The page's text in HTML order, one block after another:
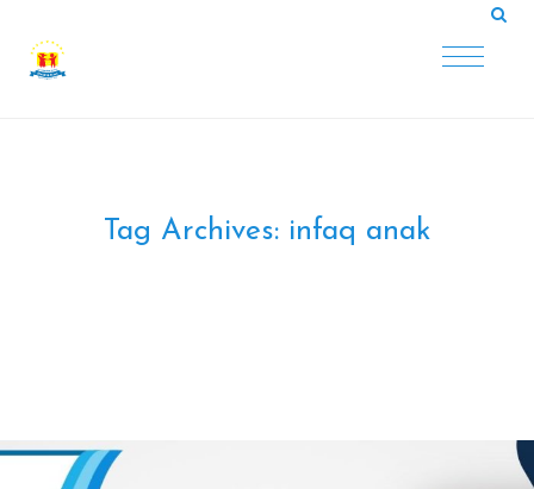
Tag Archives: infaq anak